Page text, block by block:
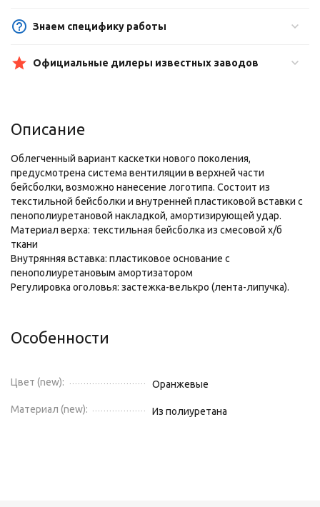
Знаем специфику работы
Официальные дилеры известных заводов
Описание
Облегченный вариант каскетки нового поколения,
предусмотрена система вентиляции в верхней части
бейсболки, возможно нанесение логотипа. Состоит из
текстильной бейсболки и внутренней пластиковой вставки с
пенополиуретановой накладкой, амортизирующей удар.
Материал верха: текстильная бейсболка из смесовой х/б
ткани
Внутрянняя вставка: пластиковое основание с
пенополиуретановым амортизатором
Регулировка оголовья: застежка-велькро (лента-липучка).
Особенности
Цвет (new): Оранжевые
Материал (new): Из полиуретана